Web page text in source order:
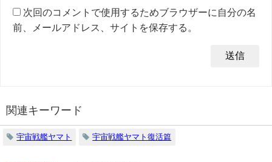
次回のコメントで使用するためブラウザーに自分の名
前、メールアドレス、サイトを保存する。
関連キーワード
宇宙戦艦ヤマト 宇宙戦艦ヤマト復活篇